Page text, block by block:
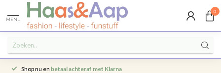
MENU
0
Shop nu en betaal achteraf met Klarna